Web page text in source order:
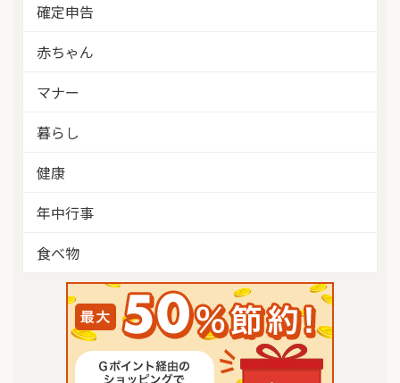
確定申告
赤ちゃん
マナー
暮らし
健康
年中行事
食べ物